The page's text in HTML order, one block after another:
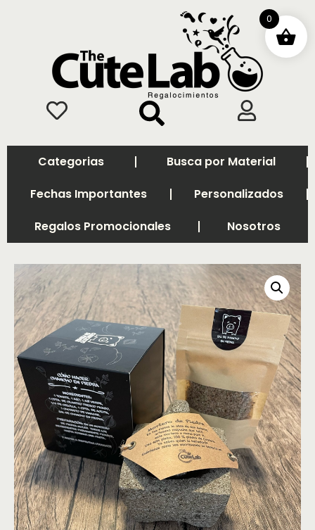
Categorias
Busca por Material
Fechas Importantes
Personalizados
Regalos Promocionales
Nosotros
0